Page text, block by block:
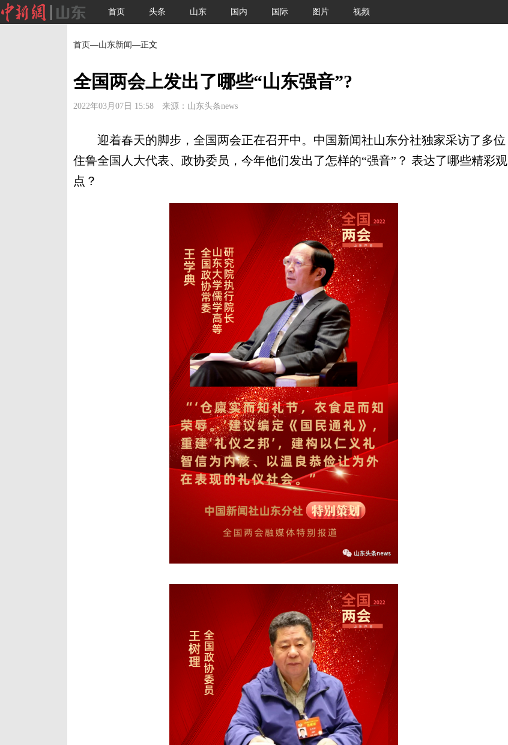
首页 头条 山东 国内 国际 图片 视频
首页—山东新闻—正文
全国两会上发出了哪些“山东强音”?
2022年03月07日 15:58 来源：山东头条news
迎着春天的脚步，全国两会正在召开中。中国新闻社山东分社独家采访了多位
住鲁全国人大代表、政协委员，今年他们发出了怎样的“强音”？ 表达了哪些精彩观
点？